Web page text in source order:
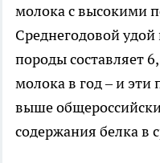
молока с высокими
Среднегодовой
породы составляет
молока в год – и эти
выше
содержания белка в